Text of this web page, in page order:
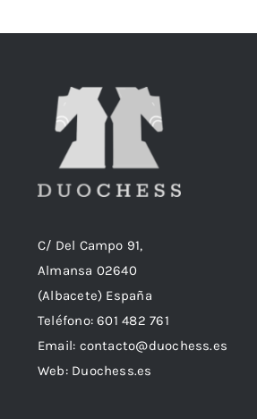
C/ Del Campo 91,
Almansa 02640
(Albacete) España
Teléfono:601 482 761
Email: contacto@duochess.es
Web: Duochess.es